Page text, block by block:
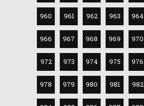
960 961 962 963 964
966 967 968 969 970
972 973 974 975 976
978 979 980 981 982